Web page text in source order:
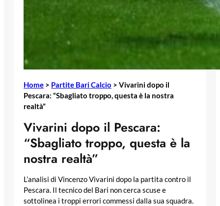
Home > Partite Bari Calcio > Vivarini dopo il
Pescara: “Sbagliato troppo, questa è la nostra
realtà”
Vivarini dopo il Pescara:
“Sbagliato troppo, questa è la
nostra realtà”
L’analisi di Vincenzo Vivarini dopo la partita contro il
Pescara. Il tecnico del Bari non cerca scuse e
sottolinea i troppi errori commessi dalla sua squadra.